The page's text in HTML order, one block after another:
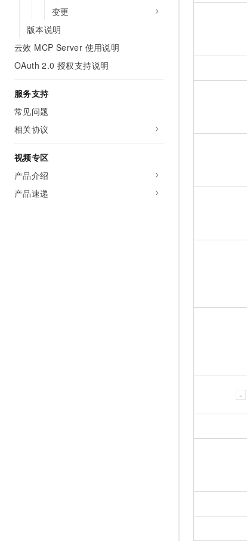
变更
版本说明
云效 MCP Server 使用说明
OAuth 2.0 授权支持说明
服务支持
常见问题
相关协议
视频专区
产品介绍
产品速递